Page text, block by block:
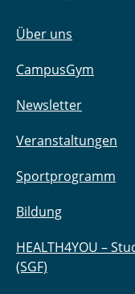
Über uns
CampusGym
Newsletter
Veranstaltungen
Sportprogramm
Bildung
HEALTH4YOU –
(SGF)